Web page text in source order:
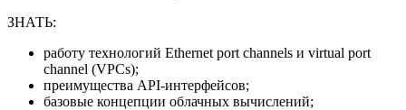
ЗНАТЬ:
работу технологий Ethernet port channels и virtual port
channel (VPCs);
преимущества API-интерфейсов;
базовые концепции облачных вычислений;